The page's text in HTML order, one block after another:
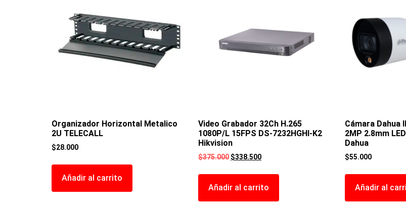
Organizador Horizontal Metalico
2U TELECALL
$28.000
Añadir al carrito
Video Grabador 32Ch H.265
1080P/L 15FPS DS-7232HGHI-K2
Hikvision
$375.000 $338.500
Añadir al carrito
Cámara Dahua
2MP 2.8mm
Dahua
$55.000
Añadir al